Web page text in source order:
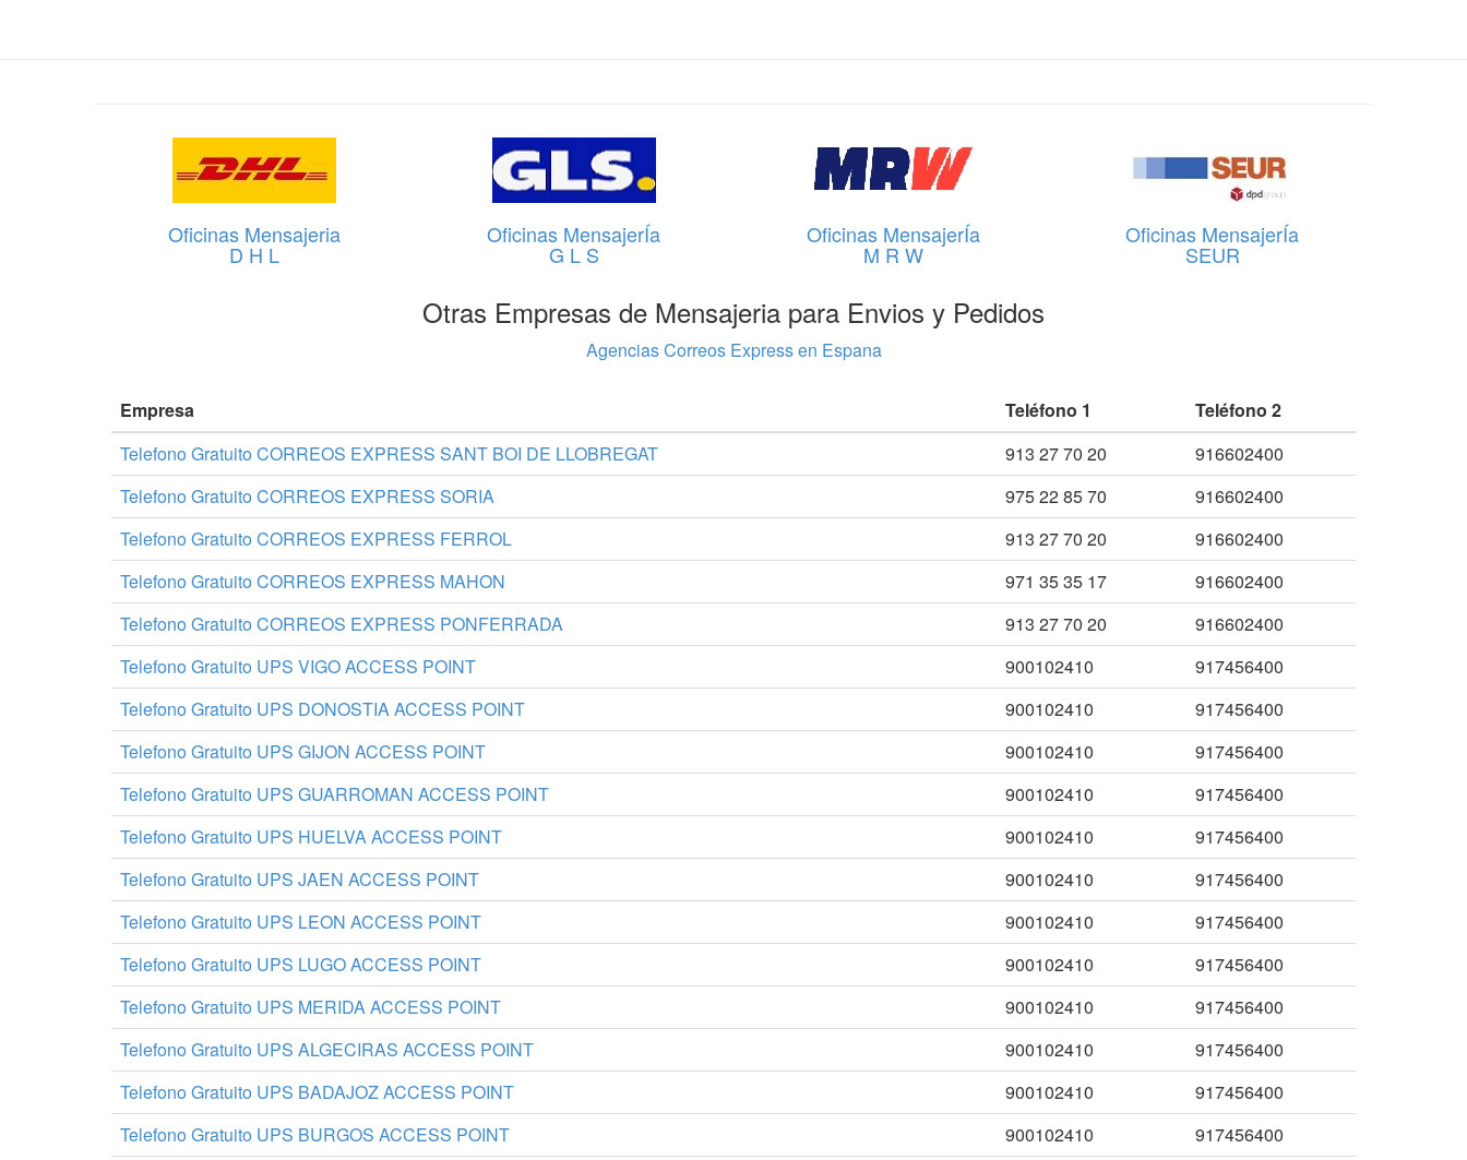
Oficinas Mensajeria
D H L
Oficinas MensajerÍa
G L S
Oficinas MensajerÍa
M R W
Oficinas MensajerÍa
SEUR
Otras Empresas de Mensajeria para Envios y Pedidos
Agencias Correos Express en Espana
Empresa Teléfono 1
Teléfono 2
Telefono Gratuito CORREOS EXPRESS SANT BOI DE LLOBREGAT
913 27 70 20
916602400
Telefono Gratuito CORREOS EXPRESS SORIA
975 22 85 70
916602400
Telefono Gratuito CORREOS EXPRESS FERROL
913 27 70 20
916602400
Telefono Gratuito CORREOS EXPRESS MAHON
971 35 35 17
916602400
Telefono Gratuito CORREOS EXPRESS PONFERRADA
913 27 70 20
916602400
Telefono Gratuito UPS VIGO ACCESS POINT
900102410
917456400
Telefono Gratuito UPS DONOSTIA ACCESS POINT
900102410
917456400
Telefono Gratuito UPS GIJON ACCESS POINT
900102410
917456400
Telefono Gratuito UPS GUARROMAN ACCESS POINT
900102410
917456400
Telefono Gratuito UPS HUELVA ACCESS POINT
900102410
917456400
Telefono Gratuito UPS JAEN ACCESS POINT
900102410
917456400
Telefono Gratuito UPS LEON ACCESS POINT
900102410
917456400
Telefono Gratuito UPS LUGO ACCESS POINT
900102410
917456400
Telefono Gratuito UPS MERIDA ACCESS POINT
900102410
917456400
Telefono Gratuito UPS ALGECIRAS ACCESS POINT
900102410
917456400
Telefono Gratuito UPS BADAJOZ ACCESS POINT
900102410
917456400
Telefono Gratuito UPS BURGOS ACCESS POINT
900102410 917456400